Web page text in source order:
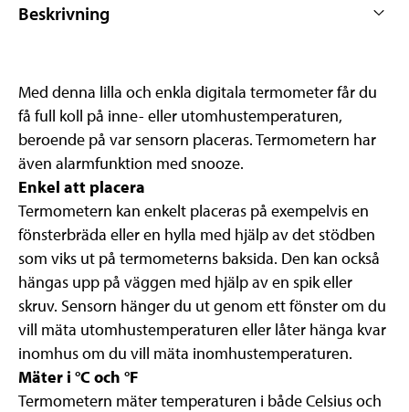
Beskrivning
Med denna lilla och enkla digitala termometer får du
få full koll på inne- eller utomhustemperaturen,
beroende på var sensorn placeras. Termometern har
även alarmfunktion med snooze.
Enkel att placera
Termometern kan enkelt placeras på exempelvis en
fönsterbräda eller en hylla med hjälp av det stödben
som viks ut på termometerns baksida. Den kan också
hängas upp på väggen med hjälp av en spik eller
skruv. Sensorn hänger du ut genom ett fönster om du
vill mäta utomhustemperaturen eller låter hänga kvar
inomhus om du vill mäta inomhustemperaturen.
Mäter i °C och °F
Termometern mäter temperaturen i både Celsius och